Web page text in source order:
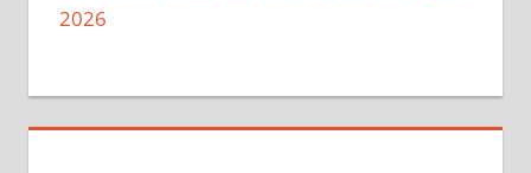
2026